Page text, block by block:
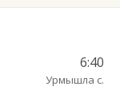
6:40
Урмышла с.